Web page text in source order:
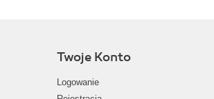
Twoje Konto
Logowanie